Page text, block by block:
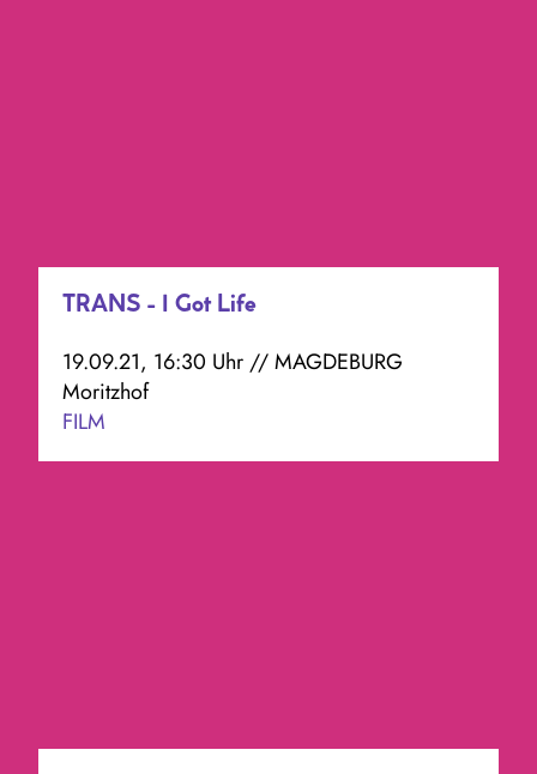
TRANS - I Got Life
19.09.21, 16:30 Uhr // MAGDEBURG
Moritzhof
FILM